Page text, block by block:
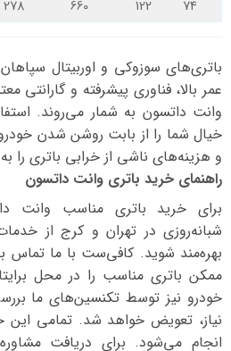
74
122
660
278
باتری‌های سوزوکی و اوربیتال
عمر بالا، فناوری پیشرفته و گارانتی
وانت داتسون به شمار می‌روند.
خیال شما را از بابت روشن شدن
و هزینه‌های ناشی از خرابی باتری را
راهنمای خرید باتری وانت داتسون
برای خرید باتری مناسب وانت
شبانه‌روزی در تهران و کرج از
بهره‌مند شوید. کافی‌ست با ما تماس
ممکن باتری مناسب را در محل
خودرو نیز توسط تکنسین‌های ما
نیاز، تعویض خواهد شد. تمامی این
انجام می‌شود. برای دریافت